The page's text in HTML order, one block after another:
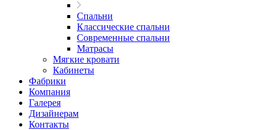
Спальни
Классические спальни
Современные спальни
Матрасы
Мягкие кровати
Кабинеты
Фабрики
Компания
Галерея
Дизайнерам
Контакты